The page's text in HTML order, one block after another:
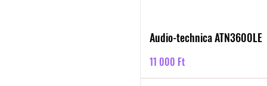
Audio-technica ATN3600LE
Ár
11 000 Ft